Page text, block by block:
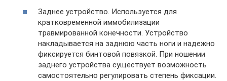
Заднее устройство. Используется для
кратковременной иммобилизации
травмированной конечности. Устройство
накладывается на заднюю часть ноги и надежно
фиксируется бинтовой повязкой. При ношении
заднего устройства существует возможность
самостоятельно регулировать степень фиксации.